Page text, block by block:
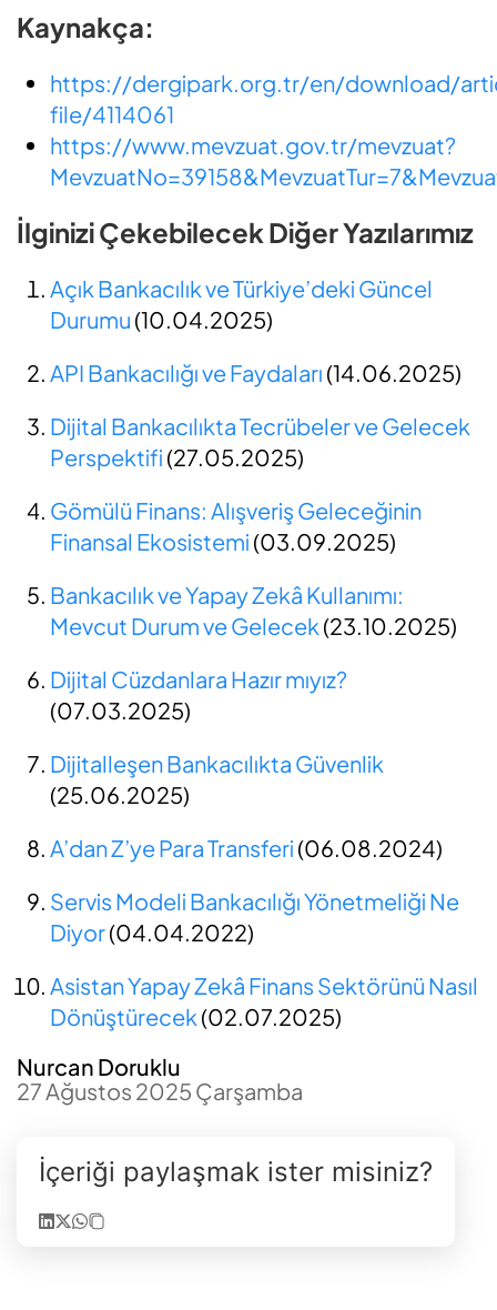
Kaynakça:
https://dergipark.org.tr/en/download/
file/4114061
https://www.mevzuat.gov.tr/mevzuat?
İlginizi Çekebilecek Diğer Yazılarımız
Açık Bankacılık ve Türkiye’deki Güncel
Durumu (10.04.2025)
API Bankacılığı ve Faydaları (14.06.2025)
Dijital Bankacılıkta Tecrübeler ve Gelecek
Perspektifi (27.05.2025)
Gömülü Finans: Alışveriş Geleceğinin
Finansal Ekosistemi (03.09.2025)
Bankacılık ve Yapay Zekâ Kullanımı:
Mevcut Durum ve Gelecek (23.10.2025)
Dijital Cüzdanlara Hazır mıyız?
(07.03.2025)
Dijitalleşen Bankacılıkta Güvenlik
(25.06.2025)
A’dan Z’ye Para Transferi (06.08.2024)
Servis Modeli Bankacılığı Yönetmeliği Ne
Diyor(04.04.2022)
Asistan Yapay Zekâ Finans Sektörünü Nasıl
Dönüştürecek (02.07.2025)
Nurcan Doruklu
27 Ağustos 2025 Çarşamba
İçeriği paylaşmak ister misiniz?